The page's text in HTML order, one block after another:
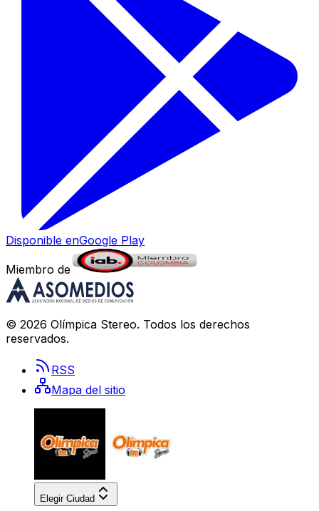
Disponible enGoogle Play
Miembro de
© 2026 Olímpica Stereo. Todos los derechos
reservados.
RSS
Mapa del sitio
Elegir Ciudad